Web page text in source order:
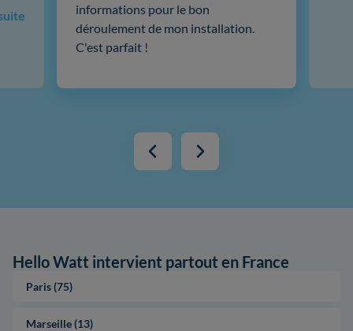
informations pour le bon
déroulement de mon installation.
C'est parfait !
Hello Watt intervient partout en France
Paris (75)
Marseille (13)